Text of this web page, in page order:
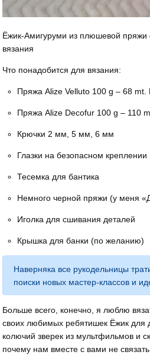
Ёжик-Амигуруми из плюшевой пряжи
вязания
Что понадобится для вязания:
Пряжа Alize Velluto 100 g – 68
Пряжа Alize Decofur 100 g – 110
Крючки 2 мм, 5 мм, 6 мм
Глазки на безопасном
Тесемка для бантика
Немного черной пряжи (у меня
Иголка для сшивания деталей
Крышка для банки (по желанию)
Наверняка все рукодельницы
поиски новых мастер-классов и
Больше всего, конечно, я люблю
своих любимых ребятишек Ёжик для
колючий зверек из мультфильмов и
почему нам вместе с вами не